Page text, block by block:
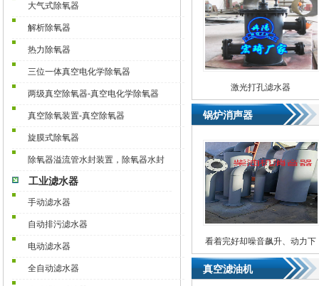
大气式除氧器
解析除氧器
热力除氧器
三位一体真空电化学除氧器
两级真空除氧器-真空电化学除氧器
真空除氧装置-真空除氧器
旋膜式除氧器
除氧器溢流管水封装置，除氧器水封
工业滤水器
手动滤水器
自动排污滤水器
电动滤水器
全自动滤水器
激光打孔滤水器
锅炉消声器
看着完好却噪音飙升、动力下
降！柴油机消音器最容易被忽
略的隐性故障
真空滤油机